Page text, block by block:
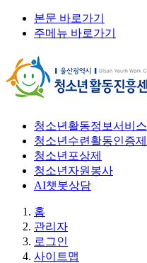
본문 바로가기
주메뉴 바로가기
청소년활동정보서비스
청소년수련활동인증제
청소년포상제
청소년자원봉사
AI챗봇상담
홈
관리자
로그인
사이트맵